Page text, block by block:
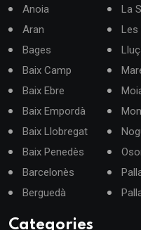
Anoia
Aran
Bages
Baix Camp
Baix Ebre
Baix Empordà
Baix Llobregat
Baix Penedès
Barcelonès
Berguedà
La
Les
Categories